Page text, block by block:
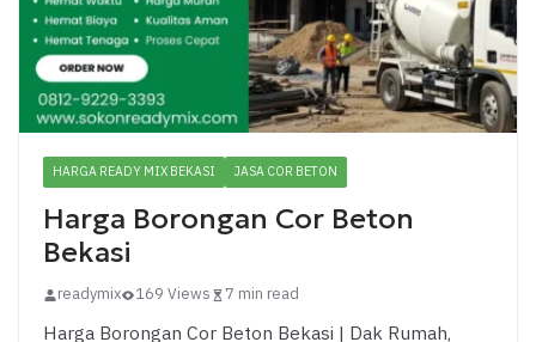
HARGA READY MIX BEKASI JASA COR BETON
Harga Borongan Cor Beton
Bekasi
readymix 169 Views 7 min read
Harga Borongan Cor Beton Bekasi | Dak Rumah,